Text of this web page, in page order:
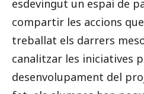
esdevingut un espai de
compartir les accions
treballat els darrers
canalitzar les iniciatives
desenvolupament del